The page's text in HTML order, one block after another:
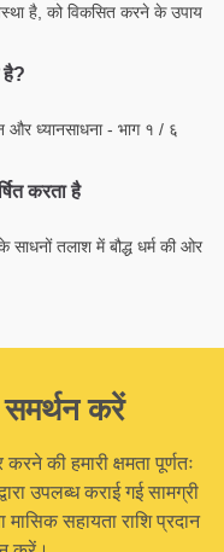
है, को विकसित करने के उपाय
है?
और ध्यानसाधना - भाग १ / ६
करता है
तलाश में बौद्ध धर्म की ओर
समर्थन करें
की हमारी क्षमता पूर्णतः
उपलब्ध कराई गई सामग्री
सहायता राशि प्रदान